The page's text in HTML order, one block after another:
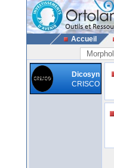
Accueil
Dicosyn
CRISCO